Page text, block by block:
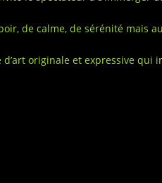
de calme, de sérénité mais
originale et expressive